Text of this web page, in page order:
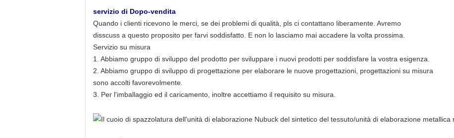
servizio di Dopo-vendita
Quando i clienti ricevono le merci, se dei problemi di qualità, pls ci contattano liberamente. Avremo
disscuss a questo proposito per farvi soddisfatto. E non lo lasciamo mai accadere la volta prossima.
Servizio su misura
1. Abbiamo gruppo di sviluppo del prodotto per sviluppare i nuovi prodotti per soddisfare la vostra esigenza.
2. Abbiamo gruppo di sviluppo di progettazione per elaborare le nuove progettazioni, progettazioni su misura
sono accolti favorevolmente.
3. Per l'imballaggio ed il caricamento, inoltre accettiamo il requisito su misura.